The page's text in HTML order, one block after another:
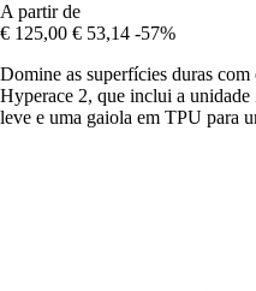
A partir de
€ 125,00 € 53,14 -57%
Domine as superfícies duras
Hyperace 2, que inclui a
leve e uma gaiola em TPU para